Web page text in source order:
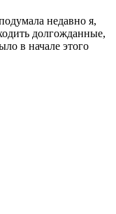
недавно я,
долгожданные,
в начале этого